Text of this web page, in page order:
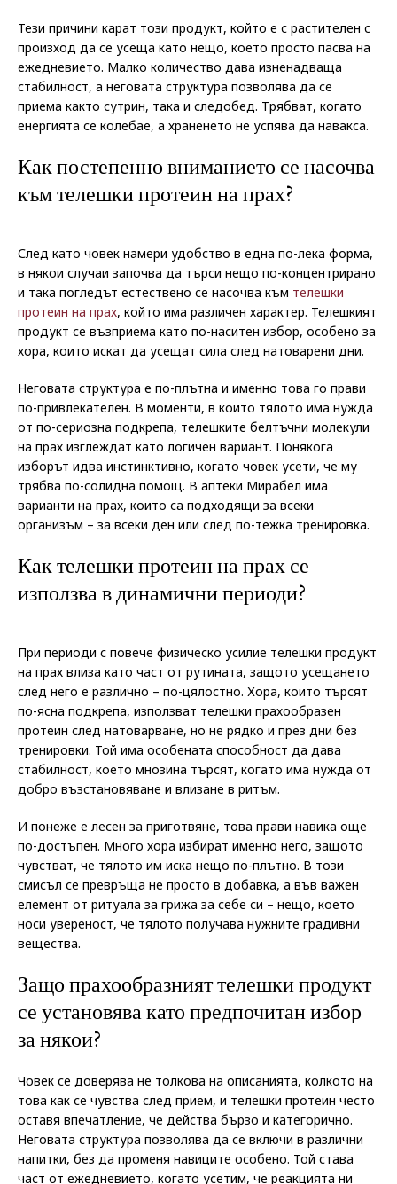
Тези причини карат този продукт, който е с растителен с
произход да се усеща като нещо, което просто пасва на
ежедневието. Малко количество дава изненадваща
стабилност, а неговата структура позволява да се
приема както сутрин, така и следобед. Трябват, когато
енергията се колебае, а храненето не успява да навакса.
Как постепенно вниманието се насочва
към телешки протеин на прах?
След като човек намери удобство в една по-лека форма,
в някои случаи започва да търси нещо по-концентрирано
и така погледът естествено се насочва към телешки
протеин на прах, който има различен характер. Телешкият
продукт се възприема като по-наситен избор, особено за
хора, които искат да усещат сила след натоварени дни.
Неговата структура е по-плътна и именно това го прави
по-привлекателен. В моменти, в които тялото има нужда
от по-сериозна подкрепа, телешките белтъчни молекули
на прах изглеждат като логичен вариант. Понякога
изборът идва инстинктивно, когато човек усети, че му
трябва по-солидна помощ. В аптеки Мирабел има
варианти на прах, които са подходящи за всеки
организъм – за всеки ден или след по-тежка тренировка.
Как телешки протеин на прах се
използва в динамични периоди?
При периоди с повече физическо усилие телешки продукт
на прах влиза като част от рутината, защото усещането
след него е различно – по-цялостно. Хора, които търсят
по-ясна подкрепа, използват телешки прахообразен
протеин след натоварване, но не рядко и през дни без
тренировки. Той има особената способност да дава
стабилност, което мнозина търсят, когато има нужда от
добро възстановяване и влизане в ритъм.
И понеже е лесен за приготвяне, това прави навика още
по-достъпен. Много хора избират именно него, защото
чувстват, че тялото им иска нещо по-плътно. В този
смисъл се превръща не просто в добавка, а във важен
елемент от ритуала за грижа за себе си – нещо, което
носи увереност, че тялото получава нужните градивни
вещества.
Защо прахообразният телешки продукт
се установява като предпочитан избор
за някои?
Човек се доверява не толкова на описанията, колкото на
това как се чувства след прием, и телешки протеин често
оставя впечатление, че действа бързо и категорично.
Неговата структура позволява да се включи в различни
напитки, без да променя навиците особено. Той става
част от ежедневието, когато усетим, че реакцията ни